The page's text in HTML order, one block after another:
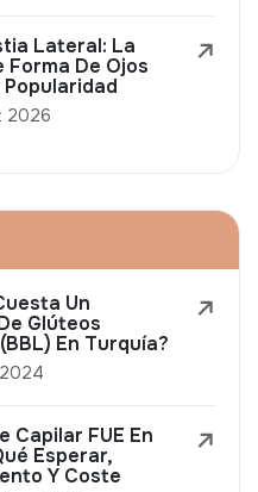
Lateral: La
Forma De Ojos
Popularidad
2026
Un
Glúteos
En Turquía?
Capilar FUE En
Esperar,
Y Coste